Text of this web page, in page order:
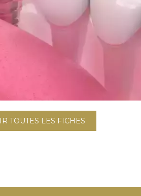
TOUTES LES FICHES